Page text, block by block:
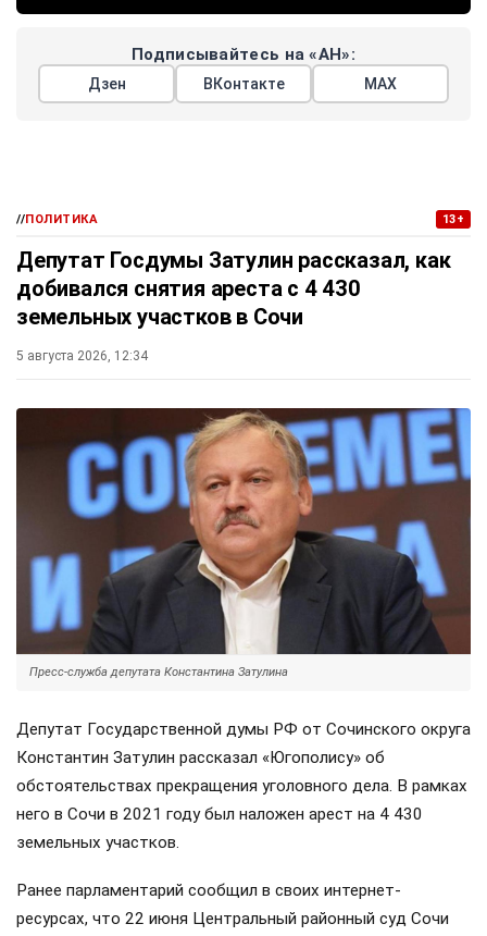
Подписывайтесь на «АН»:
Дзен ВКонтакте МАХ
//ПОЛИТИКА 13+
Депутат Госдумы Затулин рассказал, как
добивался снятия ареста с 4 430
земельных участков в Сочи
5 августа 2026, 12:34
Пресс-служба депутата Константина Затулина
Депутат Государственной думы РФ от Сочинского округа
Константин Затулин рассказал «Югополису» об
обстоятельствах прекращения уголовного дела. В рамках
него в Сочи в 2021 году был наложен арест на 4 430
земельных участков.
Ранее парламентарий сообщил в своих интернет-
ресурсах, что 22 июня Центральный районный суд Сочи